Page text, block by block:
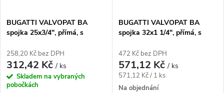
BUGATTI VALVOPAT BA
spojka 25x3/4", přímá, s
voda/plyn, mosaz
258,20 Kč bez DPH
312,42 Kč/ ks
Skladem na vybraných
pobočkách
BUGATTI VALVOPAT BA
spojka 32x1 1/4", přímá, s
voda/plyn, mosaz
472 Kč bez DPH
571,12 Kč/ ks
Měrná
cena:
571,12 Kč / 1 ks
Na objednání